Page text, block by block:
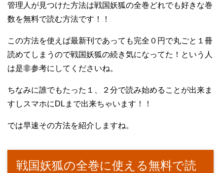
管理人が見つけた方法は戦国妖狐の全巻どれでも好きな巻
数を無料で読む方法です！！
この方法を使えば最新刊であっても完全０円で丸ごと１冊
読めてしまうので戦国妖狐の続き気になってた！という人
は是非参考にしてくださいね。
ちなみに誰でもたった１、２分で読み始めることが出来ま
すしスマホにDLまで出来ちゃいます！！
では早速その方法を紹介しますね。
戦国妖狐の全巻に使える無料で読